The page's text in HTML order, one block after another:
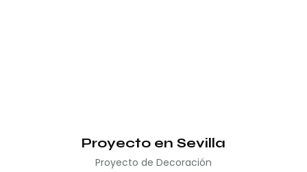
Proyecto en Sevilla
Proyecto de Decoración